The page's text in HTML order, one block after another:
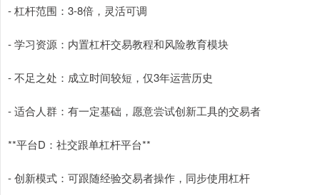
- 杠杆范围：3-8倍，灵活可调
- 学习资源：内置杠杆交易教程和风险教育模块
- 不足之处：成立时间较短，仅3年运营历史
- 适合人群：有一定基础，愿意尝试创新工具的交易者
**平台D：社交跟单杠杆平台**
- 创新模式：可跟随经验交易者操作，同步使用杠杆